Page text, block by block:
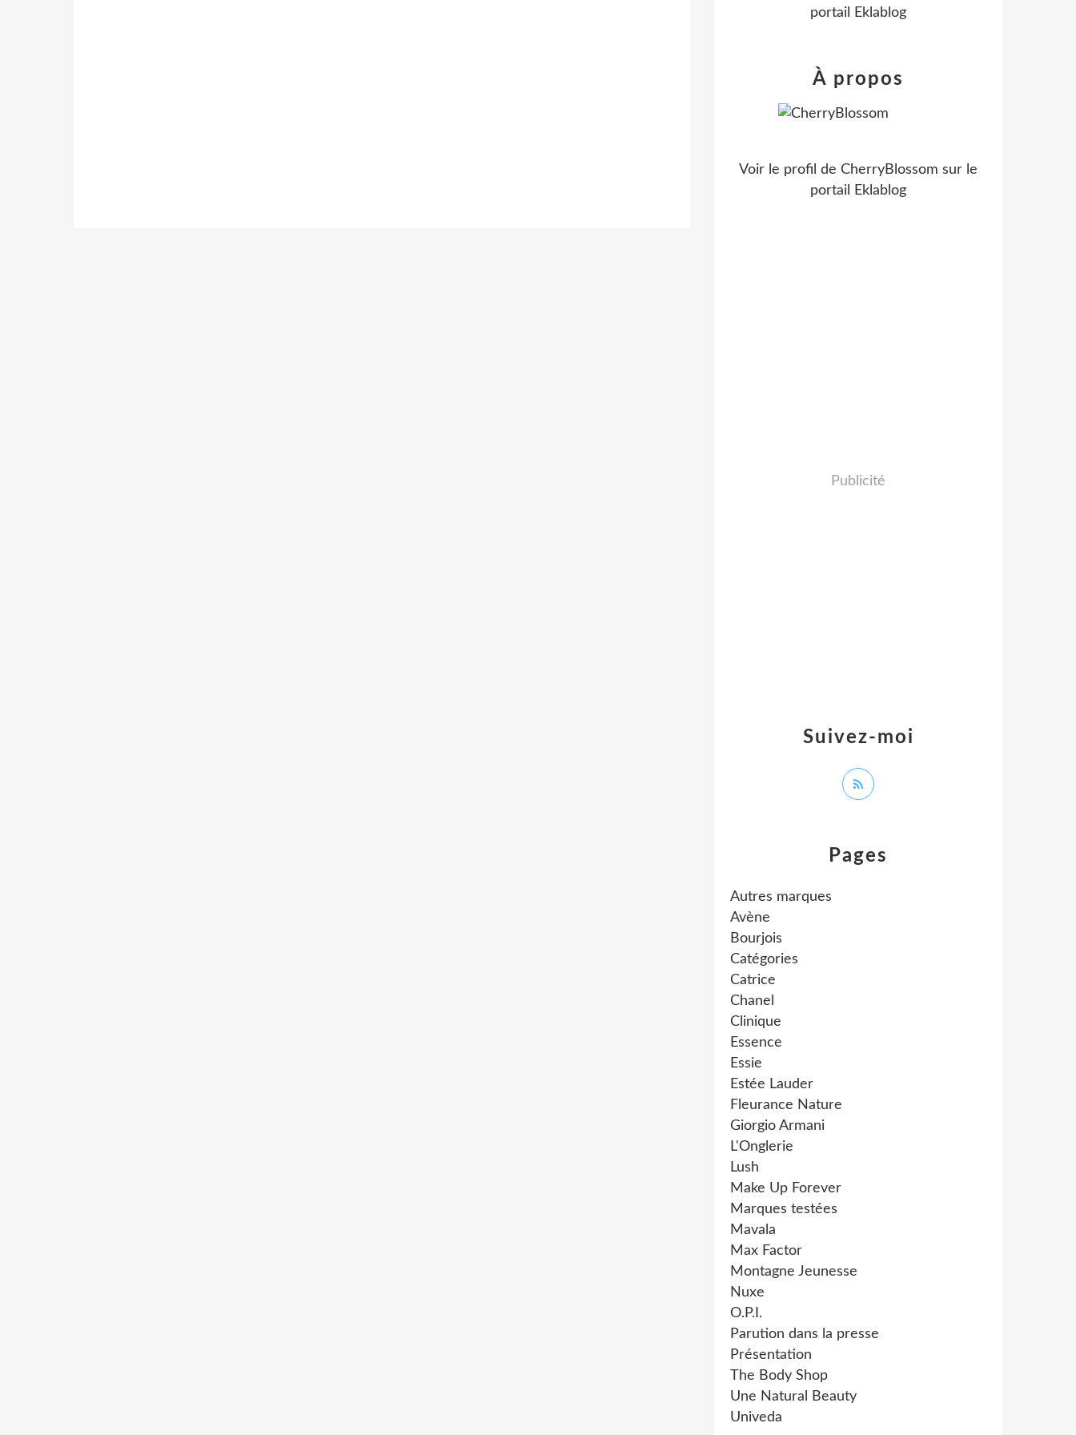
Pages
Autres marques
Avène
Bourjois
Catégories
Catrice
Chanel
Clinique
Essence
Essie
Estée Lauder
Fleurance Nature
Giorgio Armani
L'Onglerie
Lush
Make Up Forever
Marques testées
Mavala
Max Factor
Montagne Jeunesse
Nuxe
O.P.I.
Parution dans la presse
Présentation
The Body Shop
Une Natural Beauty
Univeda
portail Eklablog
Suivez-moi
À propos
Voir le profil de CherryBlossom sur le
portail Eklablog
Publicité